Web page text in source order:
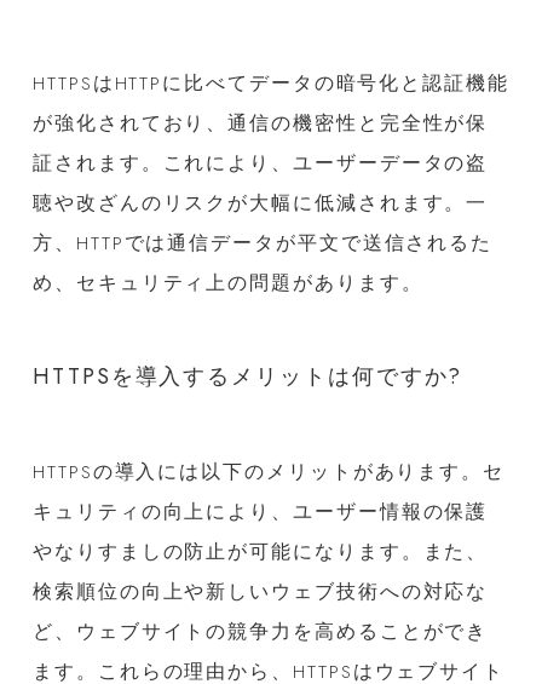
HTTPSはHTTPに比べてデータの暗号化と認証機能
が強化されており、通信の機密性と完全性が保
証されます。これにより、ユーザーデータの盗
聴や改ざんのリスクが大幅に低減されます。一
方、HTTPでは通信データが平文で送信されるた
め、セキュリティ上の問題があります。
HTTPSを導入するメリットは何ですか?
HTTPSの導入には以下のメリットがあります。セ
キュリティの向上により、ユーザー情報の保護
やなりすましの防止が可能になります。また、
検索順位の向上や新しいウェブ技術への対応な
ど、ウェブサイトの競争力を高めることができ
ます。これらの理由から、HTTPSはウェブサイト